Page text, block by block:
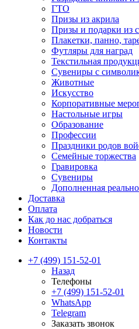
ГТО
Призы из акрила
Призы и подарки из
Плакетки, панно,
Футляры для наград
Текстильная
Сувениры с
Животные
Искусство
Корпоративные
Настольные игры
Образование
Профессии
Праздники родов
Семейные торжества
Гравировка
Сувениры
Дополненная
Доставка
Оплата
Как до нас добраться
Новости
Контакты
+7 (499) 151-52-01
Назад
Телефоны
+7 (499) 151-52-01
WhatsApp
Telegram
Заказать звонок